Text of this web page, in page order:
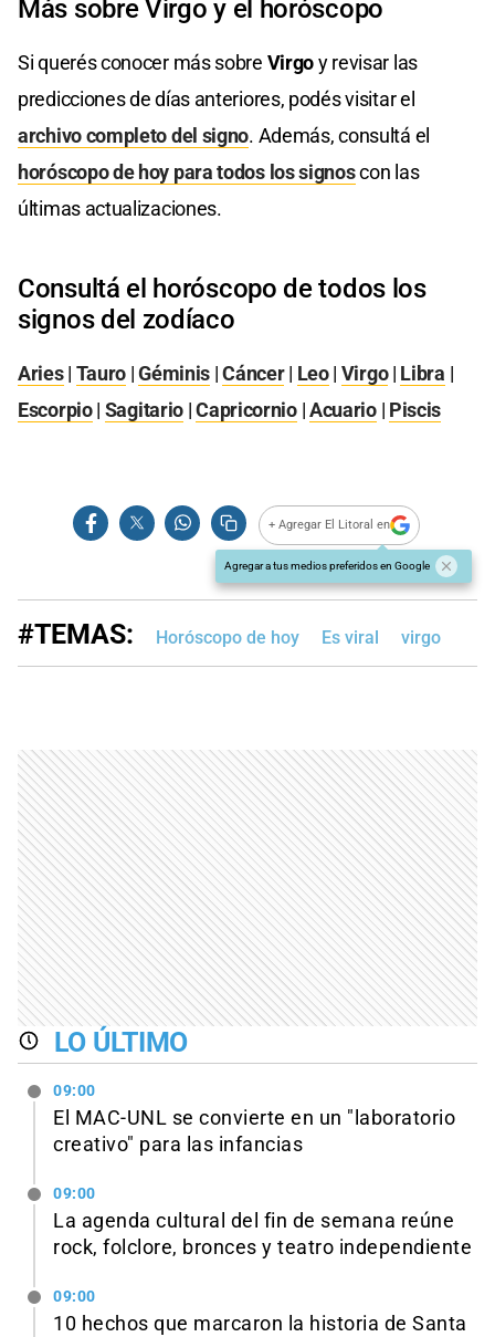
Más sobre Virgo y el horóscopo
Si querés conocer más sobre Virgoy revisar las
predicciones de días anteriores, podés visitar el
archivo completo del signo. Además, consultá el
horóscopo de hoy para todos los signoscon las
últimas actualizaciones.
Consultá el horóscopo de todos los
signos del zodíaco
Aries| Tauro |Géminis |Cáncer| Leo| Virgo| Libra |
Escorpio| Sagitario |Capricornio|Acuario| Piscis
+ Agregar El Litoral en
Agregar a tus medios preferidos en Google
#TEMAS: Horóscopo de hoy Es viral virgo
LO ÚLTIMO
09:00
El MAC-UNL se convierte en un "laboratorio
creativo" para las infancias
09:00
La agenda cultural del fin de semana reúne
rock, folclore, bronces y teatro independiente
09:00
10 hechos que marcaron la historia de Santa